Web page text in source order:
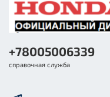
+78005006339
справочная служба